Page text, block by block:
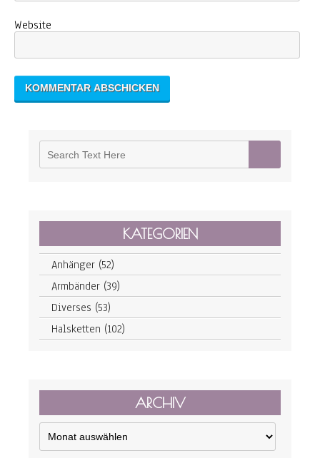
Website
KATEGORIEN
Anhänger (52)
Armbänder (39)
Diverses (53)
Halsketten (102)
ARCHIV
Archiv